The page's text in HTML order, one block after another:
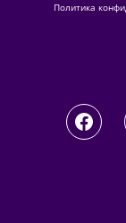
Политика